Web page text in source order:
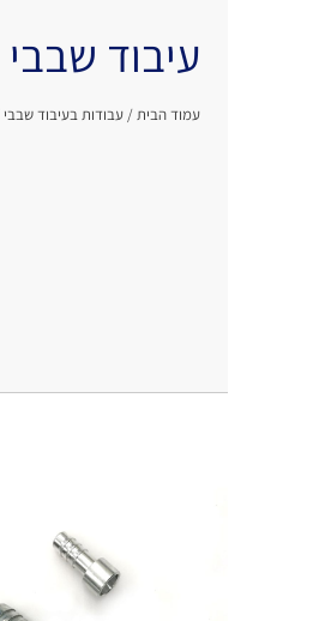
עיבוד שבבי
עמוד הבית/עבודות בעיבוד שבבי